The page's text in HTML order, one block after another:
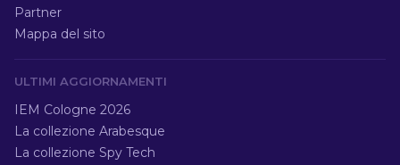
Partner
Mappa del sito
ULTIMI AGGIORNAMENTI
IEM Cologne 2026
La collezione Arabesque
La collezione Spy Tech